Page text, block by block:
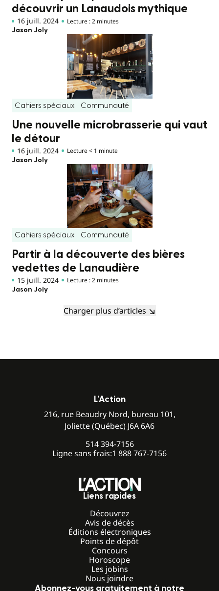
découvrir un Lanaudois mythique
16 juill. 2024 Lecture : 2 minutes
Jason Joly
Cahiers spéciaux Communauté
Une nouvelle microbrasserie qui vaut
le détour
16 juill. 2024 Lecture < 1 minute
Jason Joly
Cahiers spéciaux Communauté
Partir à la découverte des bières
vedettes de Lanaudière
15 juill. 2024 Lecture : 2 minutes
Jason Joly
Charger plus d’articles
L’Action
216, rue Beaudry Nord, bureau 101,
Joliette (Québec) J6A 6A6
514 394-7156
Ligne sans frais:1 888 767-7156
Liens rapides
Découvrez
Avis de décès
Éditions électroniques
Points de dépôt
Concours
Horoscope
Les jobins
Nous joindre
Abonnez-vous gratuitement à notre